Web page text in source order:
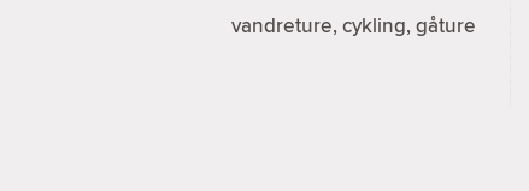
vandreture, cykling, gåture